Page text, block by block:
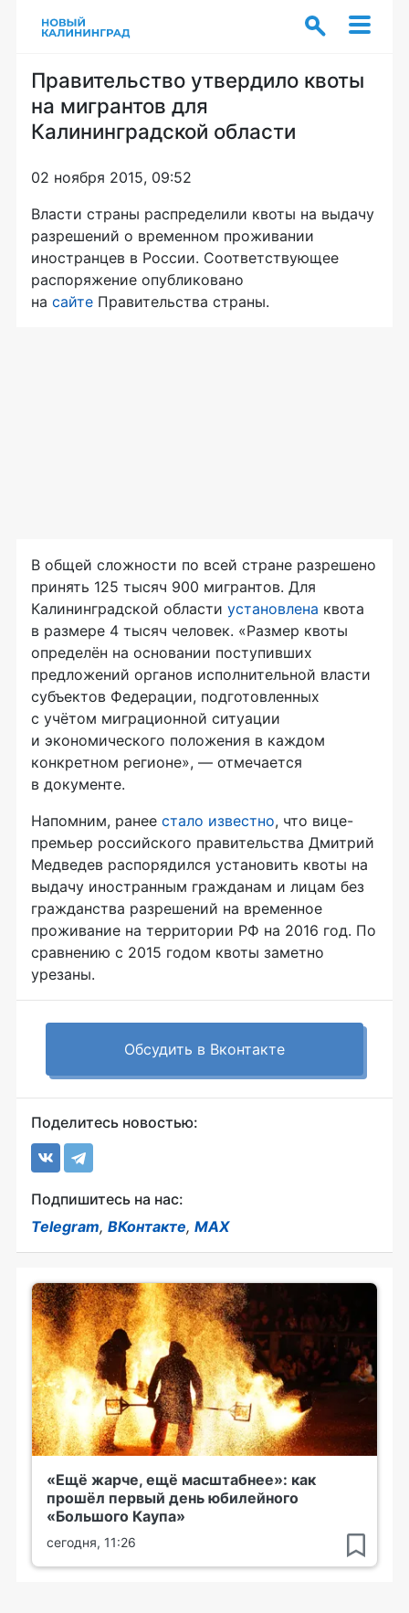
Правительство утвердило квоты
на мигрантов для
Калининградской области
02 ноября 2015, 09:52
Власти страны распределили квоты на выдачу
разрешений о временном проживании
иностранцев в России. Соответствующее
распоряжение опубликовано
на сайте Правительства страны.
В общей сложности по всей стране разрешено
принять 125 тысяч 900 мигрантов. Для
Калининградской области установлена квота
в размере 4 тысяч человек. «Размер квоты
определён на основании поступивших
предложений органов исполнительной власти
субъектов Федерации, подготовленных
с учётом миграционной ситуации
и экономического положения в каждом
конкретном регионе», — отмечается
в документе.
Напомним, ранее стало известно, что вице-
премьер российского правительства Дмитрий
Медведев распорядился установить квоты на
выдачу иностранным гражданам и лицам без
гражданства разрешений на временное
проживание на территории РФ на 2016 год. По
сравнению с 2015 годом квоты заметно
урезаны.
Обсудить в Вконтакте
Поделитесь новостью:
Подпишитесь на нас:
Telegram, ВКонтакте, MAX
«Ещё жарче, ещё масштабнее»: как
прошёл первый день юбилейного
«Большого Каупа»
сегодня, 11:26